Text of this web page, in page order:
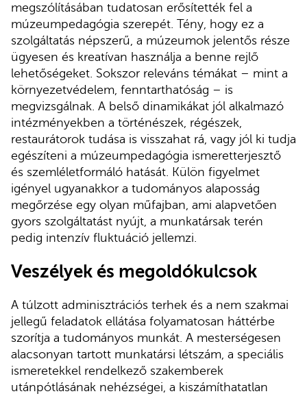
megszólításában tudatosan erősítették fel a
múzeumpedagógia szerepét. Tény, hogy ez a
szolgáltatás népszerű, a múzeumok jelentős része
ügyesen és kreatívan használja a benne rejlő
lehetőségeket. Sokszor releváns témákat – mint a
környezetvédelem, fenntarthatóság – is
megvizsgálnak. A belső dinamikákat jól alkalmazó
intézményekben a történészek, régészek,
restaurátorok tudása is visszahat rá, vagy jól ki tudja
egészíteni a múzeumpedagógia ismeretterjesztő
és szemléletformáló hatását. Külön figyelmet
igényel ugyanakkor a tudományos alaposság
megőrzése egy olyan műfajban, ami alapvetően
gyors szolgáltatást nyújt, a munkatársak terén
pedig intenzív fluktuáció jellemzi.
Veszélyek és megoldókulcsok
A túlzott adminisztrációs terhek és a nem szakmai
jellegű feladatok ellátása folyamatosan háttérbe
szorítja a tudományos munkát. A mesterségesen
alacsonyan tartott munkatársi létszám, a speciális
ismeretekkel rendelkező szakemberek
utánpótlásának nehézségei, a kiszámíthatatlan